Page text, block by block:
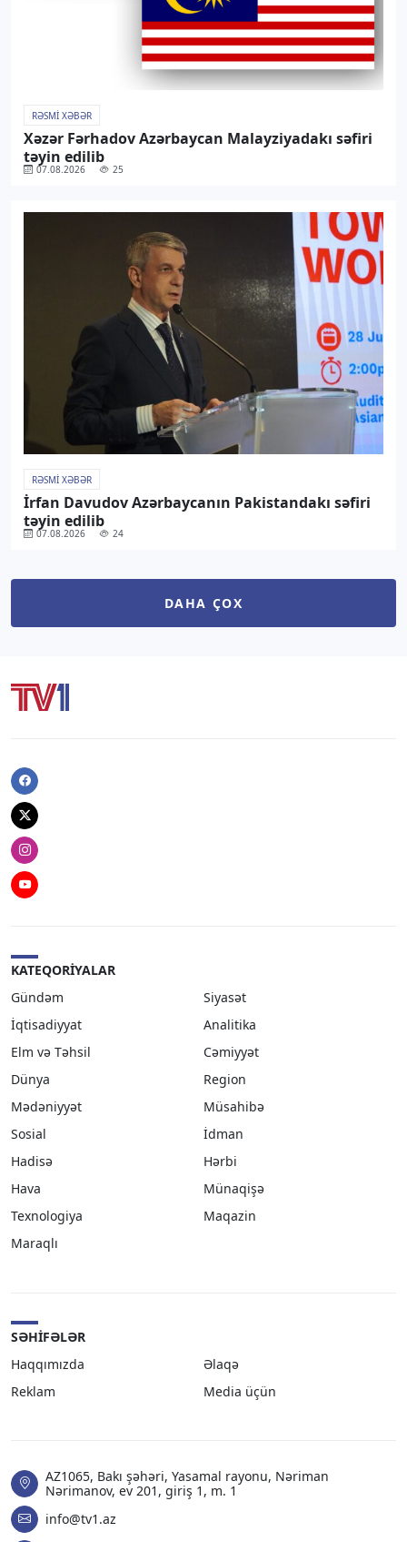
RƏSMI XƏBƏR
Xəzər Fərhadov Azərbaycan Malayziyadakı səfiri
təyin edilib
07.08.2026 25
RƏSMI XƏBƏR
İrfan Davudov Azərbaycanın Pakistandakı səfiri
təyin edilib
07.08.2026 24
DAHA ÇOX
Facebook
Twitter
Instagram
Youtube
KATEQORIYALAR
Gündəm
Siyasət
İqtisadiyyat
Analitika
Elm və Təhsil
Cəmiyyət
Dünya
Region
Mədəniyyət
Müsahibə
Sosial
İdman
Hadisə
Hərbi
Hava
Münaqişə
Texnologiya
Maqazin
Maraqlı
SƏHIFƏLƏR
Haqqımızda
Əlaqə
Reklam
Media üçün
AZ1065, Bakı şəhəri, Yasamal rayonu, Nəriman
Nərimanov, ev 201, giriş 1, m. 1
info@tv1.az